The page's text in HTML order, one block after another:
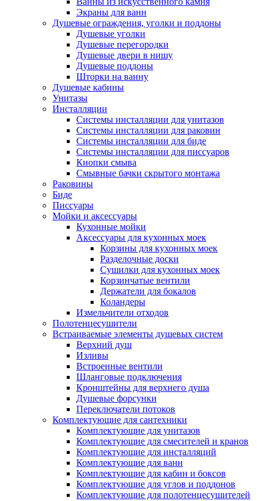
Экраны для ванн
Душевые ограждения, уголки и поддоны
Душевые уголки
Душевые перегородки
Душевые двери в нишу
Душевые поддоны
Шторки на ванну
Душевые кабины
Унитазы
Инсталляции
Системы инсталляции для унитазов
Системы инсталляции для раковин
Системы инсталляции для биде
Системы инсталляции для писсуаров
Кнопки смыва
Смывные бачки скрытого монтажа
Раковины
Биде
Писсуары
Мойки и аксессуары
Кухонные мойки
Аксессуары для кухонных моек
Корзины для кухонных моек
Разделочные доски
Сушилки для кухонных моек
Корзинчатые вентили
Держатели для бокалов
Коландеры
Измельчители отходов
Полотенцесушители
Встраиваемые элементы душевых систем
Верхний душ
Изливы
Встроенные вентили
Шланговые подключения
Кронштейны для верхнего душа
Душевые форсунки
Переключатели потоков
Комплектующие для сантехники
Комплектующие для унитазов
Комплектующие для смесителей и кранов
Комплектующие для инсталляций
Комплектующие для ванн
Комплектующие для кабин и боксов
Комплектующие для углов и поддонов
Комплектующие для полотенцесушителей